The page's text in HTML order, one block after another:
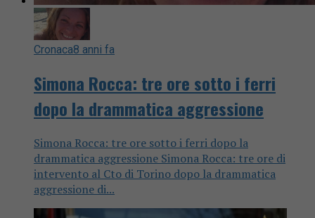
Cronaca8 anni fa
Simona Rocca: tre ore sotto i ferri
dopo la drammatica aggressione
Simona Rocca: tre ore sotto i ferri dopo la
drammatica aggressione Simona Rocca: tre ore di
intervento al Cto di Torino dopo la drammatica
aggressione di...